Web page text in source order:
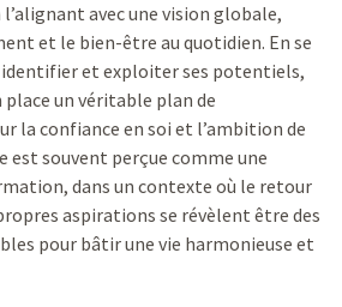
avec une vision globale,
et le bien-être au quotidien. En se
et exploiter ses potentiels,
un véritable plan de
la confiance en soi et l’ambition de
est souvent perçue comme une
dans un contexte où le retour
aspirations se révèlent être des
pour bâtir une vie harmonieuse et